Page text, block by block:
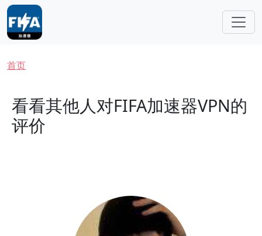
跳转到主要内容
面包屑
首页
看看其他人对FIFA加速器VPN的
评价